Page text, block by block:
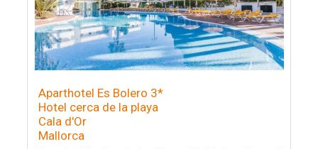
Aparthotel Es Bolero 3*
Hotel cerca de la playa
Cala d'Or
Mallorca